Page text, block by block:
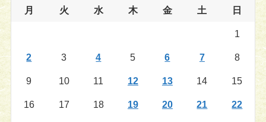
月 火 水 木 金 土 日
1
2 3 4 5 6 7 8
9 10 11 12 13 14 15
16 17 18 19 20 21 22